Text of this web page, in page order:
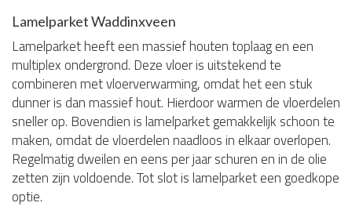
Lamelparket Waddinxveen
Lamelparket heeft een massief houten toplaag en een
multiplex ondergrond. Deze vloer is uitstekend te
combineren met vloerverwarming, omdat het een stuk
dunner is dan massief hout. Hierdoor warmen de vloerdelen
sneller op. Bovendien is lamelparket gemakkelijk schoon te
maken, omdat de vloerdelen naadloos in elkaar overlopen.
Regelmatig dweilen en eens per jaar schuren en in de olie
zetten zijn voldoende. Tot slot is lamelparket een goedkope
optie.